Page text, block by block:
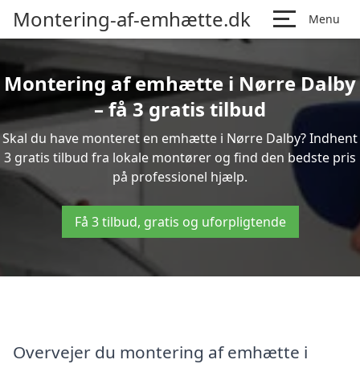
Montering-af-emhætte.dk Menu
Montering af emhætte i Nørre Dalby
– få 3 gratis tilbud
Skal du have monteret en emhætte i Nørre Dalby? Indhent
3 gratis tilbud fra lokale montører og find den bedste pris
på professionel hjælp.
Få 3 tilbud, gratis og uforpligtende
Overvejer du montering af emhætte i